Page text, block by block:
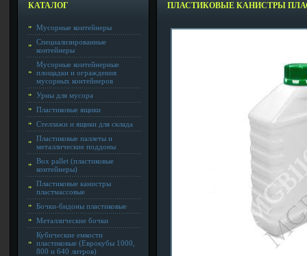
КАТАЛОГ
Мусорные контейнеры
Специализированные
контейнеры
Мусорные контейнерные
площадки и ограждения
мусорных контейнеров
Урны для мусора
Пластиковые ящики
Стеллажи и ящики для склада
Пластиковые паллеты и
металлические поддоны
Box pallet (пластиковые
контейнеры)
Пластиковые канистры
пластмассовые
Бочки-бидоны пластиковые
Металлические бочки
Кубические емкости
пластиковые (Еврокубы 1000,
800 и 640 литров)
ПЛАСТИКОВЫЕ КАНИСТРЫ